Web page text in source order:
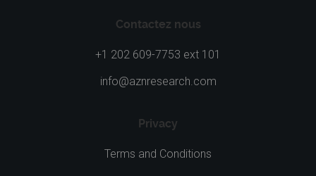
Contactez nous
+1 202 609-7753 ext 101
info@aznresearch.com
Privacy
Terms and Conditions